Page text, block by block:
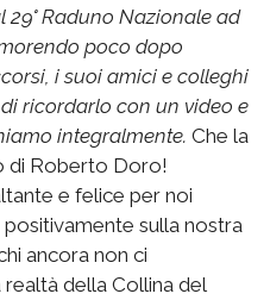
Raduno Nazionale ad
poco dopo
i suoi amici e colleghi
ricordarlo con un video e
integralmente. Che la
di Roberto Doro!
e felice per noi
sulla nostra
ancora non ci
della Collina del